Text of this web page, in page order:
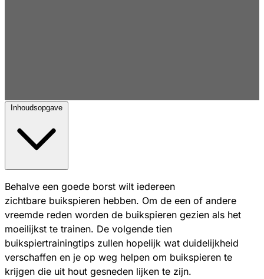
Inhoudsopgave
Behalve een goede borst wilt iedereen
zichtbare buikspieren hebben. Om de een of andere
vreemde reden worden de buikspieren gezien als het
moeilijkst te trainen. De volgende tien
buikspiertrainingtips zullen hopelijk wat duidelijkheid
verschaffen en je op weg helpen om buikspieren te
krijgen die uit hout gesneden lijken te zijn.